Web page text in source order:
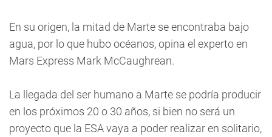
En su origen, la mitad de Marte se encontraba bajo
agua, por lo que hubo océanos, opina el experto en
Mars Express Mark McCaughrean.
La llegada del ser humano a Marte se podría producir
en los próximos 20 o 30 años, si bien no será un
proyecto que la ESA vaya a poder realizar en solitario,